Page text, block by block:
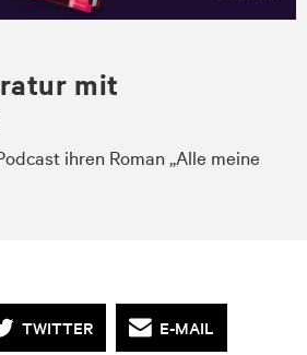
mit
ihren Roman „Alle meine
TWITTER E-MAIL